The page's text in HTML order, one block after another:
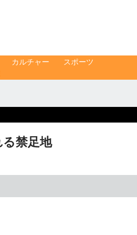
カルチャー
スポーツ
禁足地